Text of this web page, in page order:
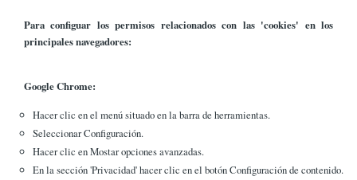
Para configuar los permisos relacionados con las 'cookies' en los
principales navegadores:
Google Chrome:
Hacer clic en el menú situado en la barra de herramientas.
Seleccionar Configuración.
Hacer clic en Mostar opciones avanzadas.
En la sección 'Privacidad' hacer clic en el botón Configuración de contenido.